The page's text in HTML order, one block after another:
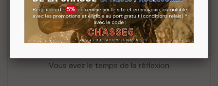
par E-Transactions du Crédit Agricole et 3DS
Vous avez le temps de la réflexion